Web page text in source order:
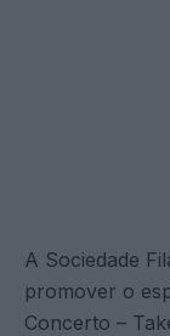
A Sociedade
promover o
Concerto –